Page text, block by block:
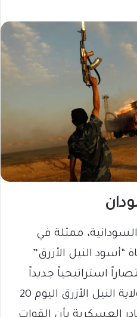
ممثلة في
“أسود النيل الأزرق”
استراتيجياً جديداً
بتحرير منطقة “مقجة” بولاية النيل الأزرق اليوم 20